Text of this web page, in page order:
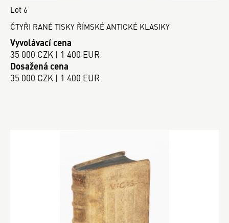
Lot 6
ČTYŘI RANÉ TISKY ŘÍMSKÉ ANTICKÉ KLASIKY
Vyvolávací cena
35 000 CZK | 1 400 EUR
Dosažená cena
35 000 CZK | 1 400 EUR